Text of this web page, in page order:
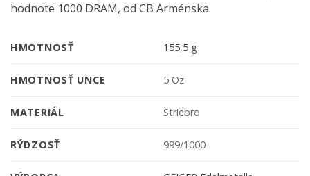
hodnote 1000 DRAM, od CB Arménska.
HMOTNOSŤ 155,5 g
HMOTNOSŤ UNCE 5 Oz
MATERIÁL Striebro
RÝDZOSŤ 999/1000